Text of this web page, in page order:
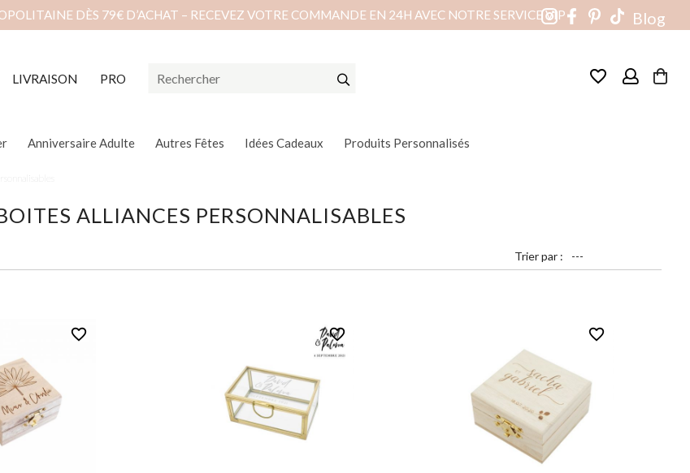
Blog
DÈS 79€ D’ACHAT – RECEVEZ VOTRE COMMANDE EN 24H AVEC NOTRE SERVICE VIP
LIVRAISON PRO favorite_border
Anniversaire Adulte Autres Fêtes Idées Cadeaux Produits Personnalisés
ALLIANCES PERSONNALISABLES
Trier par :
favorite_border favorite_border favorite_border